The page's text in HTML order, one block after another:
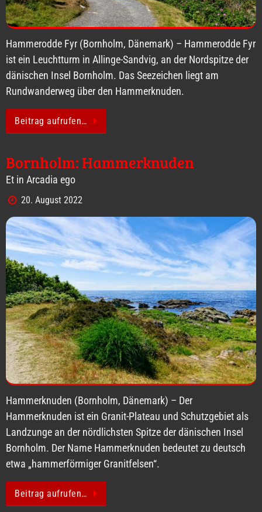
Hammerodde Fyr (Bornholm, Dänemark) – Hammerodde Fyr
ist ein Leuchtturm in Allinge-Sandvig, an der Nordspitze der
dänischen Insel Bornholm. Das Seezeichen liegt am
Rundwanderweg über den Hammerknuden.
Beitrag aufrufen…
Bornholm: Hammerknuden
Et in Arcadia ego
20. August 2022
Hammerknuden (Bornholm, Dänemark) – Der
Hammerknuden ist ein Granit-Plateau und Schutzgebiet als
Landzunge an der nördlichsten Spitze der dänischen Insel
Bornholm. Der Name Hammerknuden bedeutet zu deutsch
etwa „hammerförmiger Granitfelsen“.
Beitrag aufrufen…